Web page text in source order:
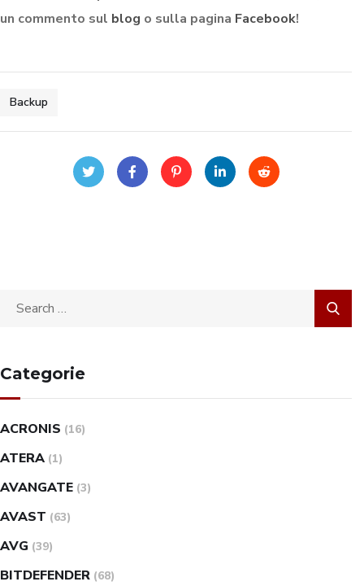
un commento sul blog o sulla pagina Facebook!
Backup
Categorie
ACRONIS (16)
ATERA (1)
AVANGATE (3)
AVAST (63)
AVG (39)
BITDEFENDER (68)